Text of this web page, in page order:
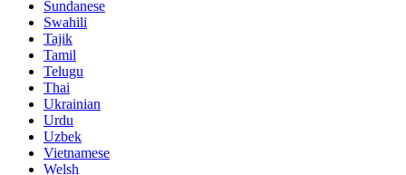
Sundanese
Swahili
Tajik
Tamil
Telugu
Thai
Ukrainian
Urdu
Uzbek
Vietnamese
Welsh